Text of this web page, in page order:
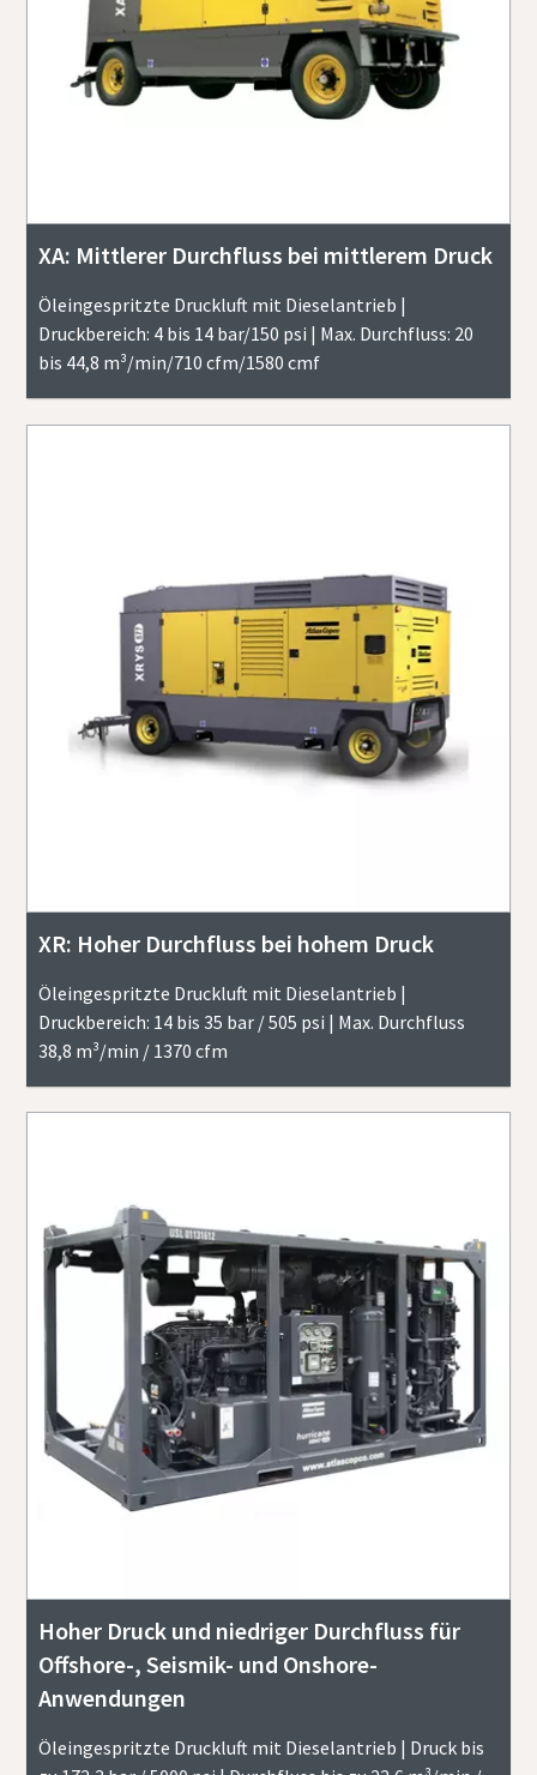
XA: Mittlerer Durchfluss bei mittlerem Druck
Öleingespritzte Druckluft mit Dieselantrieb |
Druckbereich: 4 bis 14 bar/150 psi | Max. Durchfluss: 20
bis 44,8 m³/min/710 cfm/1580 cmf
XR: Hoher Durchfluss bei hohem Druck
Öleingespritzte Druckluft mit Dieselantrieb |
Druckbereich: 14 bis 35 bar / 505 psi | Max. Durchfluss
38,8 m³/min / 1370 cfm
Hoher Druck und niedriger Durchfluss für
Offshore-, Seismik- und Onshore-
Anwendungen
Öleingespritzte Druckluft mit Dieselantrieb | Druck bis